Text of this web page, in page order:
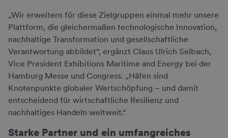
„Wir erweitern für diese Zielgruppen einmal mehr unsere
Plattform, die gleichermaßen technologische Innovation,
nachhaltige Transformation und gesellschaftliche
Verantwortung abbildet“, ergänzt Claus Ulrich Selbach,
Vice President Exhibitions Maritime and Energy bei der
Hamburg Messe und Congress. „Häfen sind
Knotenpunkte globaler Wertschöpfung – und damit
entscheidend für wirtschaftliche Resilienz und
nachhaltiges Handeln weltweit.“
Starke Partner und ein umfangreiches